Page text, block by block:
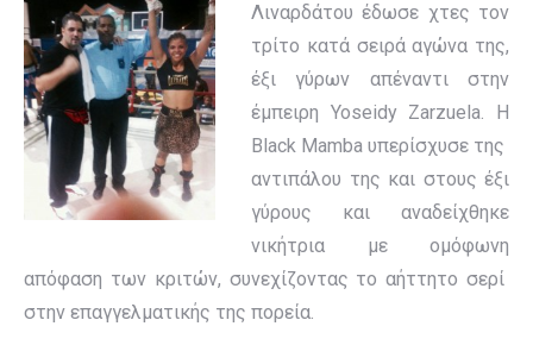
Λιναρδάτου έδωσε χτες τον
τρίτο κατά σειρά αγώνα της,
έξι γύρων απέναντι στην
έμπειρη Yoseidy Zarzuela. Η
Black Mamba υπερίσχυσε της
αντιπάλου της και στους έξι
γύρους και αναδείχθηκε
νικήτρια με ομόφωνη
απόφαση των κριτών, συνεχίζοντας το αήττητο σερί
στην επαγγελματικής της πορεία.